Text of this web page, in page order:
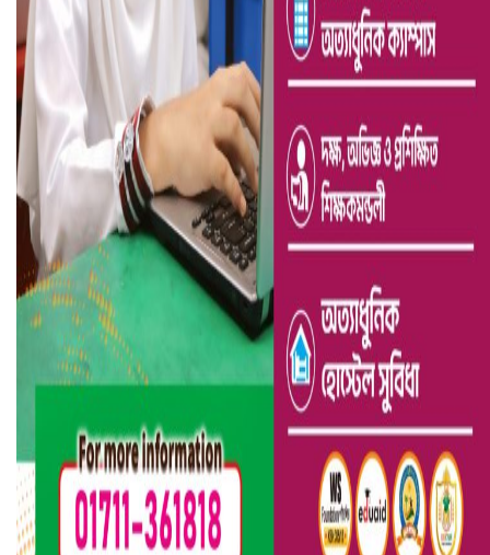
ভারতে ভয়াবহ সড়ক দুর্ঘটনা, নিহত ১৫
হলিউডে নতুন প্রেমের গুঞ্জন